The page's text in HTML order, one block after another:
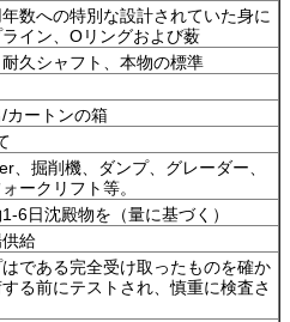
数への特別な設計されていた身に
イン、Oリングおよび薮
久シャフト、本物の標準
カートンの箱
、掘削機、ダンプ、グレーダー、
ークリフト等。
6日沈殿物を（量に基づく）
給
である完全受け取ったものを確か
る前にテストされ、慎重に検査さ